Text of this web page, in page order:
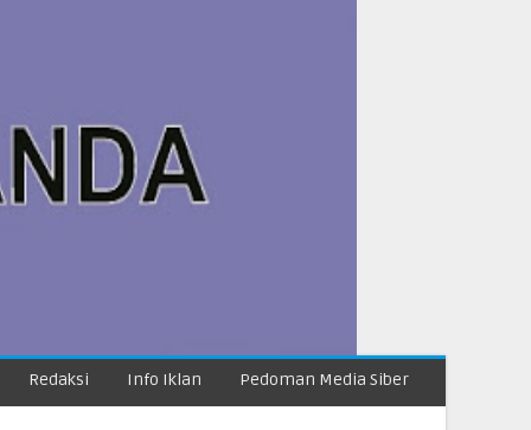
Redaksi Info Iklan Pedoman Media Siber